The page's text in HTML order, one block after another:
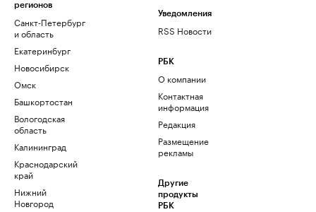
регионов
Санкт-Петербург
и область
Екатеринбург
Новосибирск
Омск
Башкортостан
Вологодская
область
Калининград
Краснодарский
край
Нижний
Новгород
Уведомления
RSS Новости
РБК
О компании
Контактная
информация
Редакция
Размещение
рекламы
Другие
продукты
РБК